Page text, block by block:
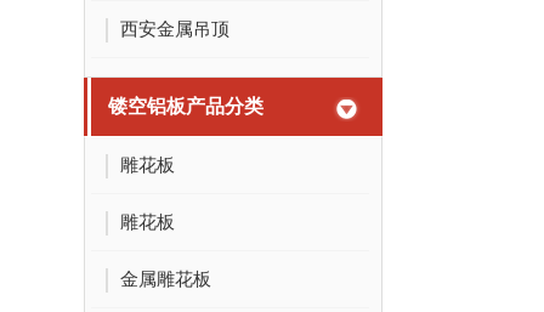
西安金属吊顶
镂空铝板产品分类
雕花板
雕花板
金属雕花板